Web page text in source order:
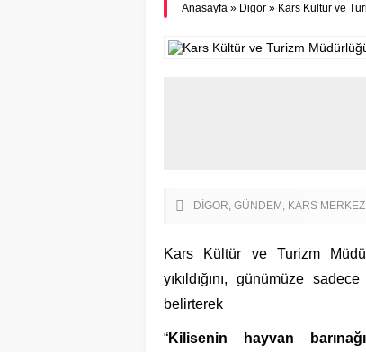
Anasayfa » Digor » Kars Kültür ve
DIGOR GÜNDEM KARS MERKEZ
Kars Kültür ve Turizm
yıkıldığını, günümüze
belirterek
“Kilisenin hayvan